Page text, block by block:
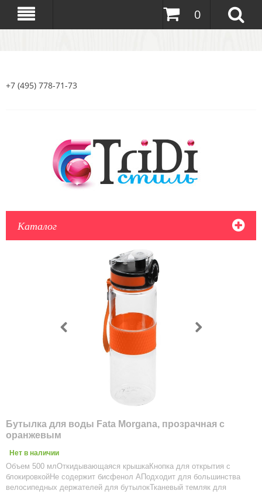
0
+7 (495) 778-71-73
Каталог
Бутылка для воды Fata Morgana, прозрачная с
оранжевым
Нет в наличии
Объем 500 млОткидывающаяся крышкаКнопка для открытия с
блокировкойНе содержит бисфенол АПодходит для большинства
велосипедных держателей для бутылокТканевый темляк для